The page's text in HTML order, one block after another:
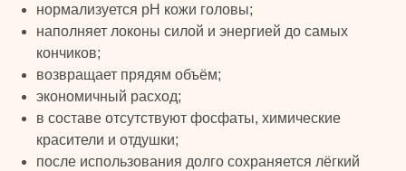
нормализуется рН кожи головы;
наполняет локоны силой и энергией до самых
кончиков;
возвращает прядям объём;
экономичный расход;
в составе отсутствуют фосфаты, химические
красители и отдушки;
после использования долго сохраняется лёгкий
Бады и витамины Главная
TURK
PRIME
КАТАЛОГ КЛИЕНТАМ
© 2024 TURK PRIME. Все права защищены